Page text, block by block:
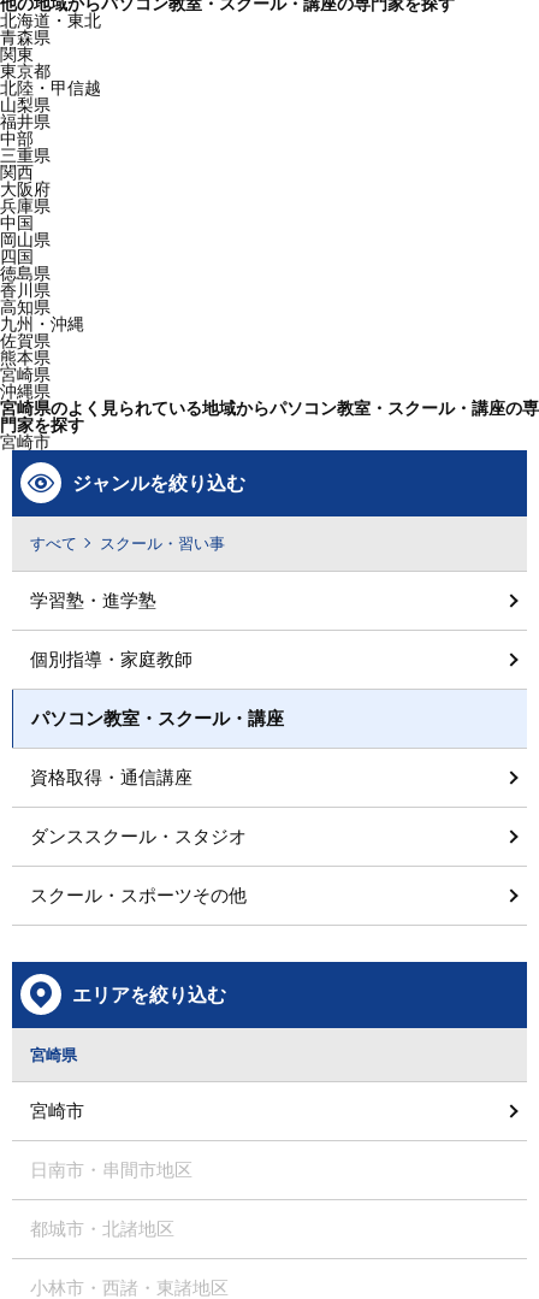
北海道・東北
青森県
関東
東京都
北陸・甲信越
山梨県
福井県
中部
三重県
関西
大阪府
兵庫県
中国
岡山県
四国
徳島県
香川県
高知県
九州・沖縄
佐賀県
熊本県
宮崎県
沖縄県
宮崎県のよく見られている地域からパソコン教室・スクール・講座の専
門家を探す
宮崎市
ジャンルを絞り込む
すべて スクール・習い事
学習塾・進学塾
個別指導・家庭教師
パソコン教室・スクール・講座
資格取得・通信講座
ダンススクール・スタジオ
スクール・スポーツその他
エリアを絞り込む
宮崎県
宮崎市
日南市・串間市地区
都城市・北諸地区
小林市・西諸・東諸地区